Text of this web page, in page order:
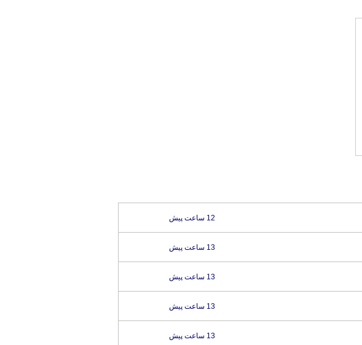
12 ساعت پیش
13 ساعت پیش
13 ساعت پیش
13 ساعت پیش
13 ساعت پیش